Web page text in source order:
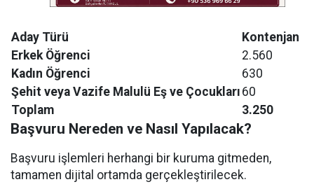
Aday Türü
Kontenjan
Erkek Öğrenci
2.560
Kadın Öğrenci
630
Şehit veya Vazife Malulü Eş ve Çocukları 60
Toplam
3.250
Başvuru Nereden ve Nasıl Yapılacak?
Başvuru işlemleri herhangi bir kuruma gitmeden,
tamamen dijital ortamda gerçekleştirilecek.